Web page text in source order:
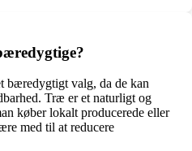
valg, da de kan
Træ er et naturligt og
køber lokalt producerede eller
med til at reducere